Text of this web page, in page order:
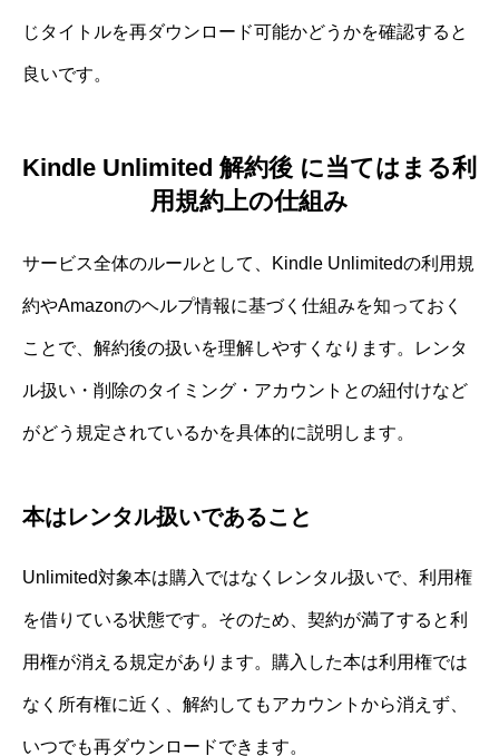
じタイトルを再ダウンロード可能かどうかを確認すると
良いです。
Kindle Unlimited 解約後 に当てはまる利
用規約上の仕組み
サービス全体のルールとして、Kindle Unlimitedの利用規
約やAmazonのヘルプ情報に基づく仕組みを知っておく
ことで、解約後の扱いを理解しやすくなります。レンタ
ル扱い・削除のタイミング・アカウントとの紐付けなど
がどう規定されているかを具体的に説明します。
本はレンタル扱いであること
Unlimited対象本は購入ではなくレンタル扱いで、利用権
を借りている状態です。そのため、契約が満了すると利
用権が消える規定があります。購入した本は利用権では
なく所有権に近く、解約してもアカウントから消えず、
いつでも再ダウンロードできます。